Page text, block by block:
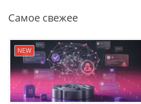
Самое свежее
NEW